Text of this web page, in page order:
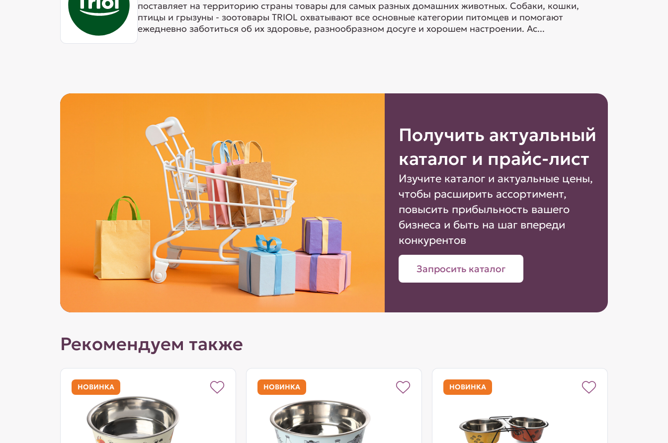
поставляет на территорию страны товары для самых разных домашних животных. Собаки, кошки,
птицы и грызуны - зоотовары TRIOL охватывают все основные категории питомцев и помогают
ежедневно заботиться об их здоровье, разнообразном досуге и хорошем настроении. Ас...
Получить актуальный
каталог и прайс-лист
Изучите каталог и актуальные цены,
чтобы расширить ассортимент,
повысить прибыльность вашего
бизнеса и быть на шаг впереди
конкурентов
Запросить каталог
Рекомендуем также
НОВИНКА НОВИНКА НОВИНКА